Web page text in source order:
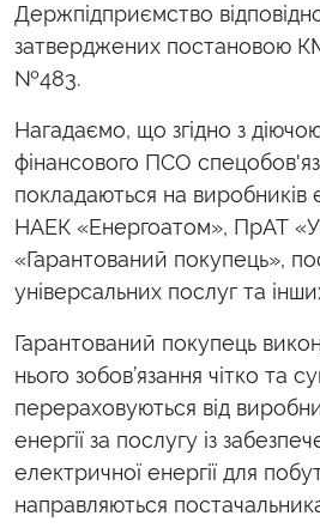
Держпідприємство
затверджених постановою
№483.
Нагадаємо, що згідно з
фінансового ПСО
покладаються на виробників
НАЕК «Енергоатом», ПрАТ
«Гарантований покупець»,
універсальних послуг та
Гарантований покупець
нього зобов’язання чітко та
перераховуються від
енергії за послугу із
електричної енергії для
направляються